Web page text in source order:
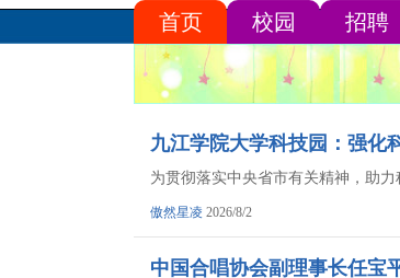
首页 校园 招聘
九江学院大学科技园：强化
为贯彻落实中央省市有关精神，助
傲然星凌 2026/8/2
中国合唱协会副理事长任宝